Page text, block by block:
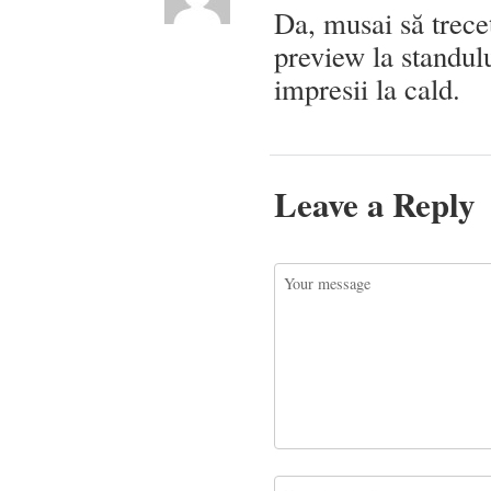
Da, musai să
preview la
impresii la cald.
Leave a Reply